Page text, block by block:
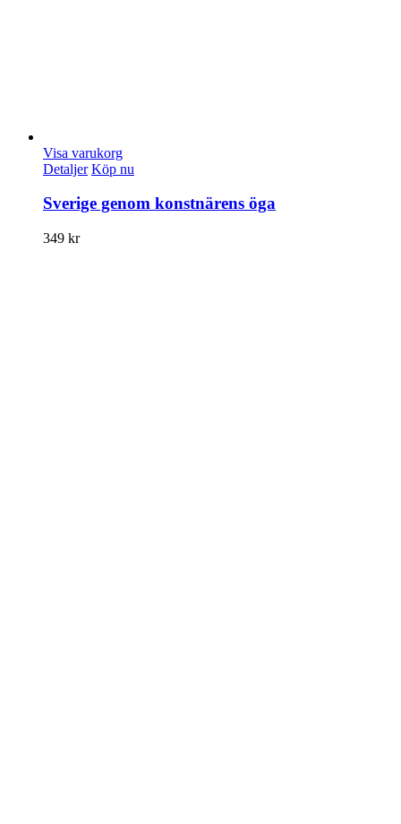
Visa varukorg
Detaljer Köp nu
Sverige genom konstnärens öga
349 kr